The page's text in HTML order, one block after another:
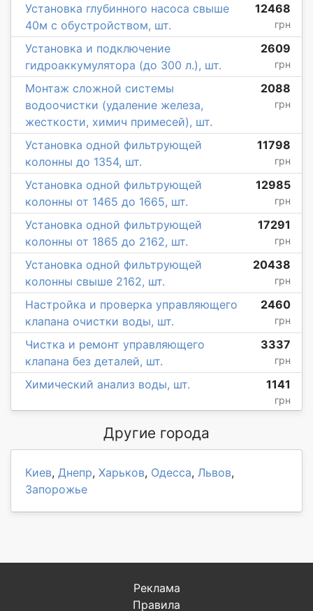
Установка глубинного насоса свыше
40м с обустройством, шт.
12468
грн
Установка и подключение
гидроаккумулятора (до 300 л.), шт.
2609
грн
Монтаж сложной системы
водоочистки (удаление железа,
жесткости, химич примесей), шт.
2088
грн
Установка одной фильтрующей
колонны до 1354, шт.
11798
грн
Установка одной фильтрующей
колонны от 1465 до 1665, шт.
12985
грн
Установка одной фильтрующей
колонны от 1865 до 2162, шт.
17291
грн
Установка одной фильтрующей
колонны свыше 2162, шт.
20438
грн
Настройка и проверка управляющего
клапана очистки воды, шт.
2460
грн
Чистка и ремонт управляющего
клапана без деталей, шт.
3337
грн
Химический анализ воды, шт. 1141
грн
Другие города
Киев, Днепр, Харьков, Одесса, Львов,
Запорожье
Реклама
Правила